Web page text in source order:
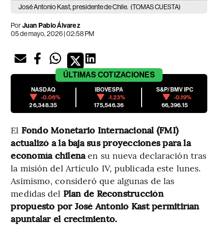
José Antonio Kast, presidente de Chile. (TOMAS CUESTA)
PorJuan Pablo Álvarez
05 de mayo, 2026 | 02:58 PM
ÚLTIMAS COTIZACIONES
NASDAQ
-0.06%
26,348.35
IBOVESPA
-1.23%
175,546.36
S&P/BMV IPC
-0.19%
66,396.15
El Fondo Monetario Internacional (FMI)
actualizó a la baja sus proyecciones para la
economía chilenaen su nueva declaración tras
la misión del Artículo IV, publicada este lunes.
Asimismo, consideró que algunas de las
medidas del Plan de Reconstrucción
propuesto por José Antonio Kast permitirían
apuntalar el crecimiento.